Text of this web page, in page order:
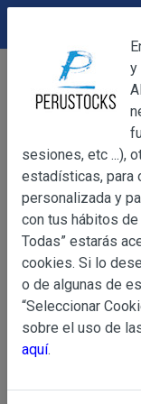
Amaranto - Kiwicha
OBJETO
Información
Básica
sobre
de Datos
OBJETO
Las
web
YACARINE
La
DEVOLUCIONES
y
sesiones, etc ...),
estadísticas, para
personalizada y
con tus hábitos de
Todas” estarás
cookies. Si lo
o de algunas de
“Seleccionar
sobre el uso de
aquí.